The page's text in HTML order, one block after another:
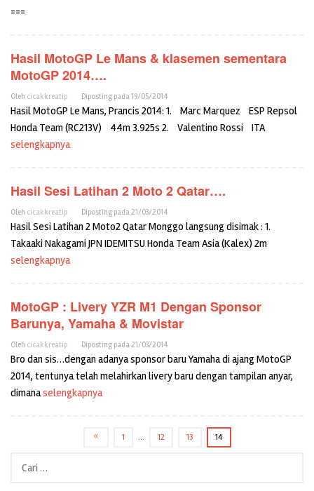
===
Hasil MotoGP Le Mans & klasemen sementara
MotoGP 2014….
Oleh cicakkreatip Diposting pada19/05/2014
Hasil MotoGP Le Mans, Prancis 2014: 1. Marc Marquez ESP Repsol
Honda Team (RC213V) 44m 3.925s 2. Valentino Rossi ITA
selengkapnya
Hasil Sesi Latihan 2 Moto 2 Qatar….
Oleh cicakkreatip Diposting pada21/03/2014
Hasil Sesi Latihan 2 Moto2 Qatar Monggo langsung disimak : 1.
Takaaki Nakagami JPN IDEMITSU Honda Team Asia (Kalex) 2m
selengkapnya
MotoGP : Livery YZR M1 Dengan Sponsor
Barunya, Yamaha & Movistar
Oleh cicakkreatip Diposting pada21/03/2014
Bro dan sis…dengan adanya sponsor baru Yamaha di ajang MotoGP
2014, tentunya telah melahirkan livery baru dengan tampilan anyar,
dimanaselengkapnya
1 … 12 13 14